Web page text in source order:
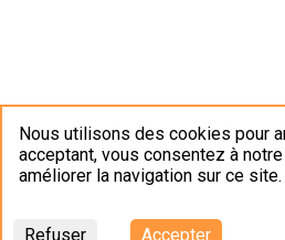
Nous utilisons des cookies pour
acceptant, vous consentez à
améliorer la navigation sur ce site.
Refuser Accepter